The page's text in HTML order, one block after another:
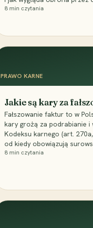
8 min czytania
PRAWO KARNE
Jakie są kary za
Fałszowanie faktur to w
kary grożą za podrabianie
Kodeksu karnego (art.
od kiedy obowiązują
8 min czytania